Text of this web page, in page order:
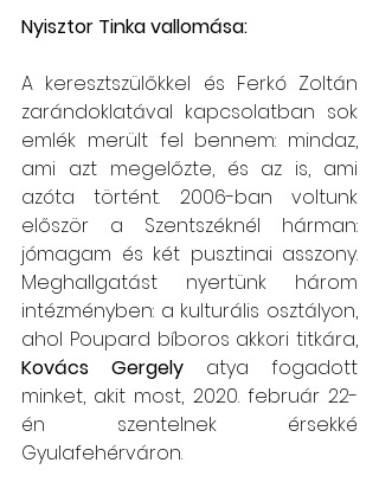
Nyisztor Tinka vallomása:
A keresztszülőkkel és Ferkó Zoltán
zarándoklatával kapcsolatban sok
emlék merült fel bennem: mindaz,
ami azt megelőzte, és az is, ami
azóta történt. 2006-ban voltunk
először a Szentszéknél hárman:
jómagam és két pusztinai asszony.
Meghallgatást nyertünk három
intézményben: a kulturális osztályon,
Kovács Gergely atya fogadott
minket, akit most, 2020. február 22-
én szentelnek érsekké
Gyulafehérváron.